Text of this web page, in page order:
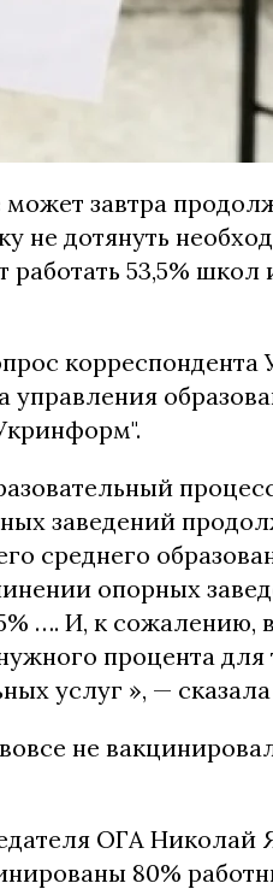
завтра
не дотянуть
53,5% школ
управления
заведений
среднего
опорных
…. И, к
процента для
услуг », —
не
ОГА Николай
80%